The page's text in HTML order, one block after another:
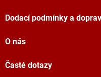
Dodací podmínky a
O nás
Časté dotazy